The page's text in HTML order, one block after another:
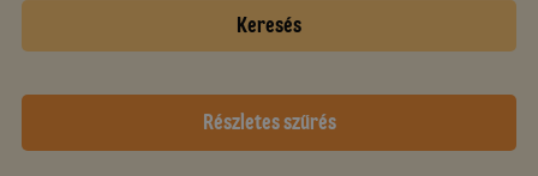
Keresés
Részletes szűrés